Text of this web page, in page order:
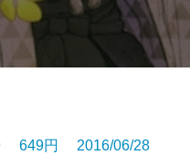
649円 2016/06/28